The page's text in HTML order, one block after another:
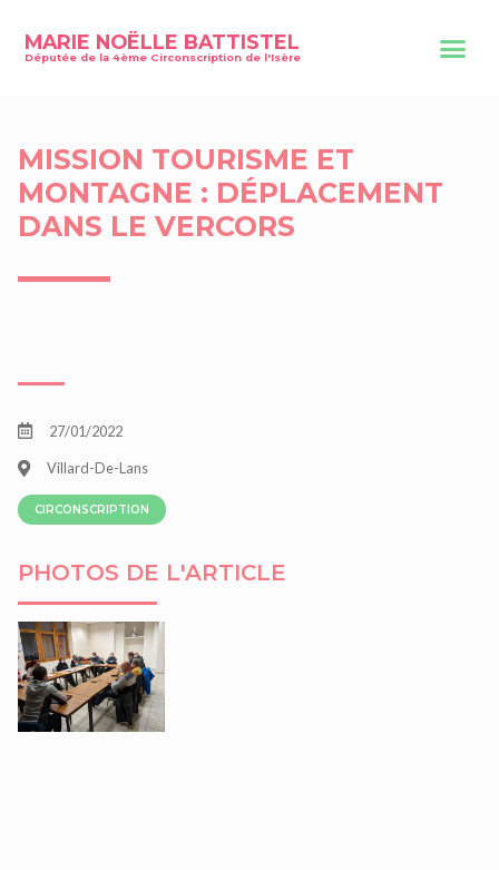
MARIE NOËLLE BATTISTEL
Députée de la 4ème Circonscription de l'Isère
MISSION TOURISME ET
MONTAGNE : DÉPLACEMENT
DANS LE VERCORS
27/01/2022
Villard-De-Lans
CIRCONSCRIPTION
PHOTOS DE L'ARTICLE